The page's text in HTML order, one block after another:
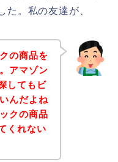
た。私の友達が、
の商品を
アマゾン
してもビ
んだよね
クの商品
くれない